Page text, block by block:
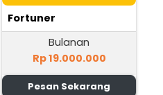
Fortuner
Bulanan
Rp 19.000.000
Pesan Sekarang